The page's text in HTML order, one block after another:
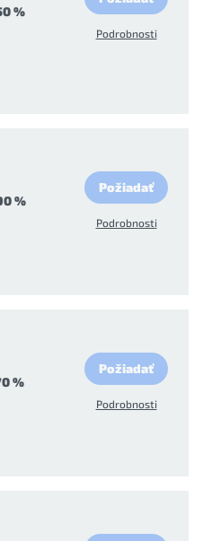
%
Podrobnosti
%
Požiadať
Podrobnosti
%
Požiadať
Podrobnosti